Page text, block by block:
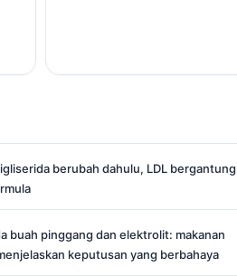
berubah dahulu, LDL bergantung
buah pinggang dan elektrolit: makanan
keputusan yang berbahaya